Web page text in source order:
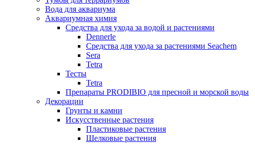
Вода для аквариума
Аквариумная химия
Средства для ухода за водой и растениями
Dennerle
Средства для ухода за растениями Seachem
Sera
Tetra
Тесты
Tetra
Препараты PRODIBIO для пресной и морской воды
Декорации
Грунты и камни
Искусственные растения
Пластиковые растения
Шелковые растения